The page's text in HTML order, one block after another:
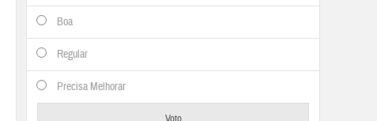
Boa
Regular
Precisa Melhorar